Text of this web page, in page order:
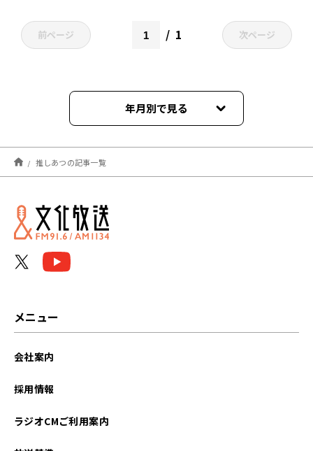
前ページ 1 次ページ
年月別で見る
2022年04月
2022年03月
2022年02月
推しあつの記事一覧
メニュー
会社案内
採用情報
ラジオCMご利用案内